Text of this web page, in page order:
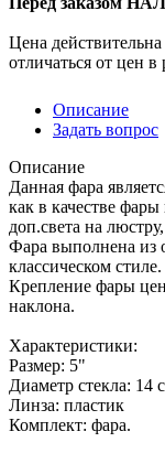
Цена
отличаться от цен
Описание
Задать вопрос
Описание
Данная фара
как в качестве фары
доп.света на
Фара выполнена из
классическом стиле.
Крепление фары
наклона.
Характеристики:
Размер: 5"
Диаметр стекла: 14
Линза: пластик
Комплект: фара.